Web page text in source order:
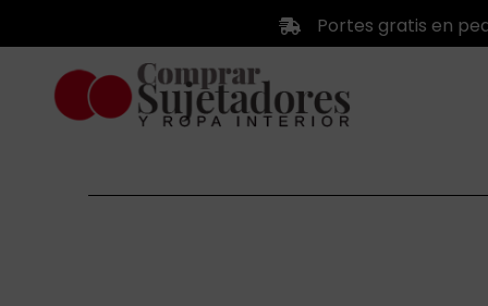
contenido
Portes gratis en